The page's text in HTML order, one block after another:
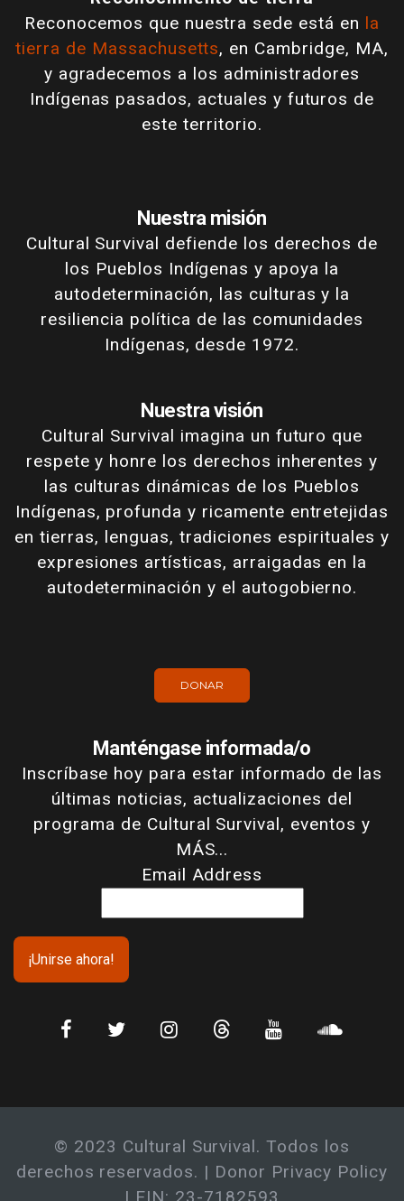
Reconocemos que nuestra sede está en la
tierra de Massachusetts, en Cambridge, MA,
y agradecemos a los administradores
Indígenas pasados, actuales y futuros de
este territorio.
Nuestra misión
Cultural Survival defiende los derechos de
los Pueblos Indígenas y apoya la
autodeterminación, las culturas y la
resiliencia política de las comunidades
Indígenas, desde 1972.
Nuestra visión
Cultural Survival imagina un futuro que
respete y honre los derechos inherentes y
las culturas dinámicas de los Pueblos
Indígenas, profunda y ricamente entretejidas
en tierras, lenguas, tradiciones espirituales y
expresiones artísticas, arraigadas en la
autodeterminación y el autogobierno.
DONAR
Manténgase informada/o
Inscríbase hoy para estar informado de las
últimas noticias, actualizaciones del
programa de Cultural Survival, eventos y
MÁS...
Email Address
© 2023 Cultural Survival. Todos los
derechos reservados. | Donor Privacy Policy
| EIN: 23-7182593